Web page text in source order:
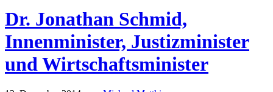
Dr. Jonathan Schmid,
Innenminister, Justizminister
und Wirtschaftsminister